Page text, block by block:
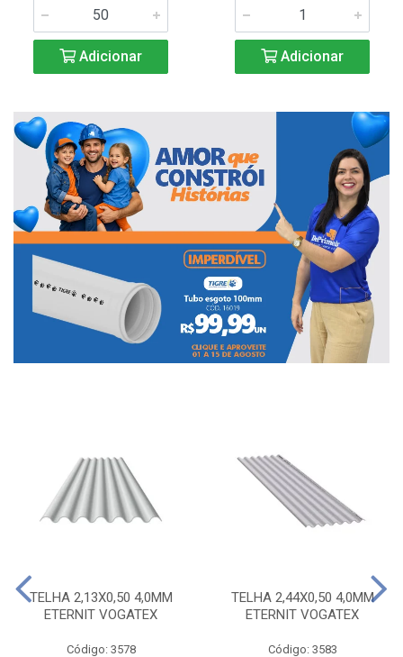
Adicionar Adicionar
TELHA 2,13X0,50 4,0MM
ETERNIT VOGATEX
Código: 3578
TELHA 2,44X0,50 4,0MM
ETERNIT VOGATEX
Código: 3583